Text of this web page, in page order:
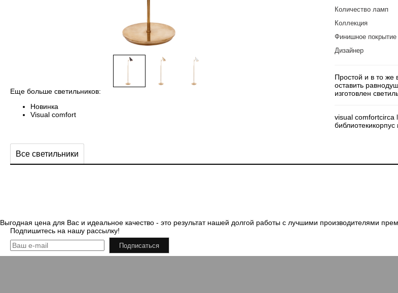
Еще больше светильников:
Новинка
Visual comfort
Количество ламп
Коллекция
Финишное покрытие
Дизайнер
Простой и в то же
оставить
изготовлен
visual comfortcirca
библиотеки
Все светильники
Выгодная цена для Вас и идеальное качество - это результат нашей долгой работы с лучшими производителями
Подпишитесь на нашу рассылку!
Подписаться